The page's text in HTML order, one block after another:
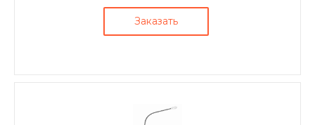
Заказать